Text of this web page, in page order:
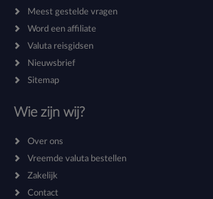
Meest gestelde vragen
Word een affiliate
Valuta reisgidsen
Nieuwsbrief
Sitemap
Wie zijn wij?
Over ons
Vreemde valuta bestellen
Zakelijk
Contact